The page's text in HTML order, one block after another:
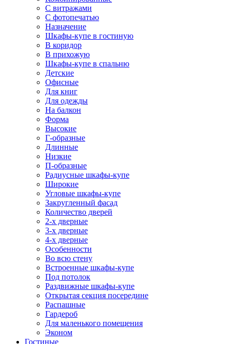
С витражами
С фотопечатью
Назначение
Шкафы-купе в гостиную
В коридор
В прихожую
Шкафы-купе в спальню
Детские
Офисные
Для книг
Для одежды
На балкон
Форма
Высокие
Г-образные
Длинные
Низкие
П-образные
Радиусные шкафы-купе
Широкие
Угловые шкафы-купе
Закругленный фасад
Количество дверей
2-х дверные
3-х дверные
4-х дверные
Особенности
Во всю стену
Встроенные шкафы-купе
Под потолок
Раздвижные шкафы-купе
Открытая секция посередине
Распашные
Гардероб
Для маленького помещения
Эконом
Гостиные